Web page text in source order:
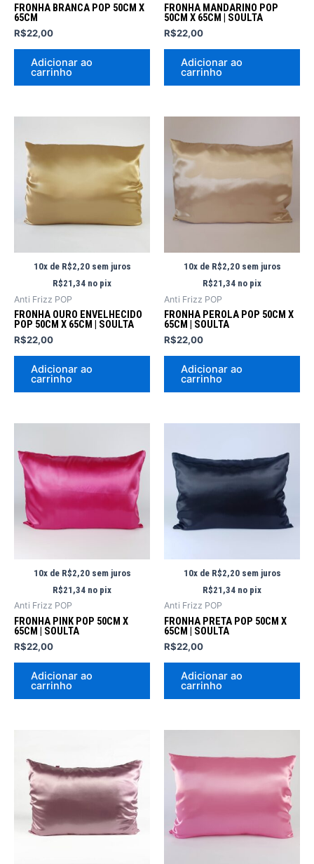
FRONHA BRANCA POP 50CM X
65CM
R$22,00
Adicionar ao
carrinho
FRONHA MANDARINO POP
50CM X 65CM | SOULTA
R$22,00
Adicionar ao
carrinho
10x de R$2,20 sem juros
R$21,34 no pix
Anti Frizz POP
FRONHA OURO ENVELHECIDO
POP 50CM X 65CM | SOULTA
R$22,00
Adicionar ao
carrinho
10x de R$2,20 sem juros
R$21,34 no pix
Anti Frizz POP
FRONHA PEROLA POP 50CM X
65CM | SOULTA
R$22,00
Adicionar ao
carrinho
10x de R$2,20 sem juros
R$21,34 no pix
Anti Frizz POP
FRONHA PINK POP 50CM X
65CM | SOULTA
R$22,00
Adicionar ao
carrinho
10x de R$2,20 sem juros
R$21,34 no pix
Anti Frizz POP
FRONHA PRETA POP 50CM X
65CM | SOULTA
R$22,00
Adicionar ao
carrinho